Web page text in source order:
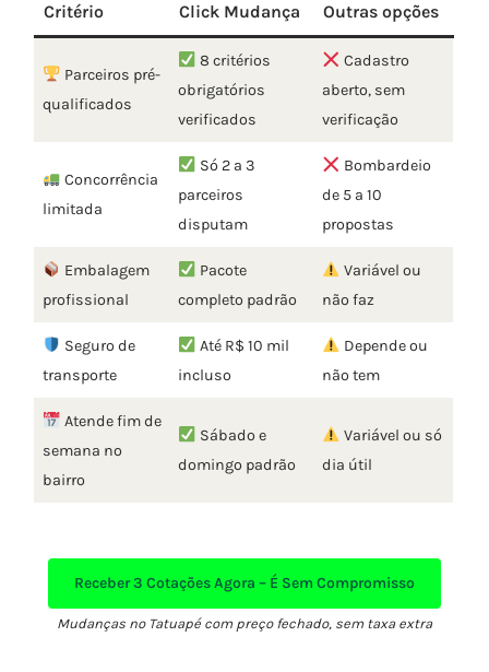
Critério Click Mudança Outras opções
Parceiros pré-
qualificados
8 critérios
obrigatórios
verificados
Cadastro
aberto, sem
verificação
Concorrência
limitada
Só 2 a 3
parceiros
disputam
Bombardeio
de 5 a 10
propostas
Embalagem
profissional
Pacote
completo padrão
Variável ou
não faz
Seguro de
transporte
Até R$ 10 mil
incluso
Depende ou
não tem
Atende fim de
semana no
bairro
Sábado e
domingo padrão
Variável ou só
dia útil
Receber3 Cotações Agora – É Sem Compromisso
Mudanças no Tatuapé com preço fechado, sem taxa extra